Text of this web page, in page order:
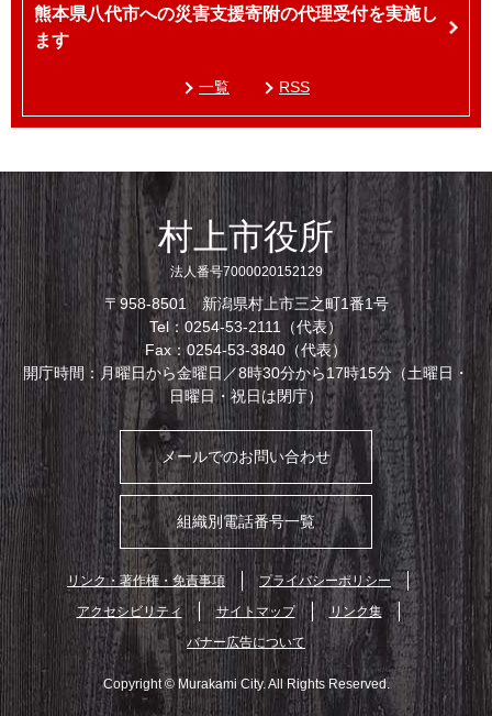
熊本県八代市への災害支援寄附の代理受付を実施し
ます
一覧 RSS
村上市役所
法人番号7000020152129
〒958-8501 新潟県村上市三之町1番1号
Tel：0254-53-2111（代表）
Fax：0254-53-3840（代表）
開庁時間：月曜日から金曜日／8時30分から17時15分（土曜日・
日曜日・祝日は閉庁）
メールでのお問い合わせ
組織別電話番号一覧
リンク・著作権・免責事項
プライバシーポリシー
アクセシビリティ
サイトマップ
リンク集
バナー広告について
Copyright © Murakami City. All Rights Reserved.